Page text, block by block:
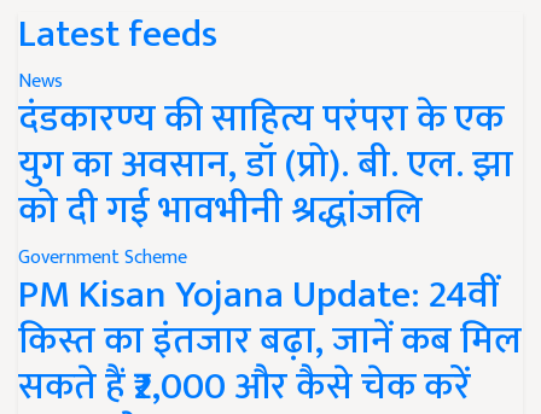
Latest feeds
News
दंडकारण्य की साहित्य परंपरा के एक
युग का अवसान, डॉ (प्रो). बी. एल. झा
को दी गई भावभीनी श्रद्धांजलि
Government Scheme
PM Kisan Yojana Update: 24वीं
किस्त का इंतजार बढ़ा, जानें कब मिल
सकते हैं ₹2,000 और कैसे चेक करें